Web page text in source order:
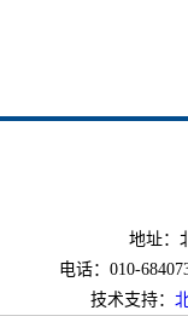
地址：
电话：010-
技术支持：